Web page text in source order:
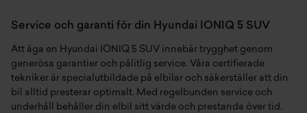
Service och garanti för din Hyundai IONIQ 5 SUV
Att äga en Hyundai IONIQ 5 SUV innebär trygghet genom
generösa garantier och pålitlig service. Våra certifierade
tekniker är specialutbildade på elbilar och säkerställer att din
bil alltid presterar optimalt. Med regelbunden service och
underhåll behåller din elbil sitt värde och prestanda över tid.